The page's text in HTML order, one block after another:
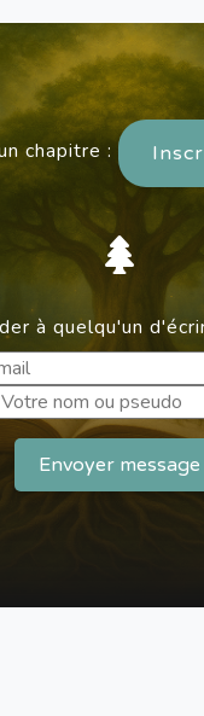
chapitre :
à quelqu'un
Envoyer message